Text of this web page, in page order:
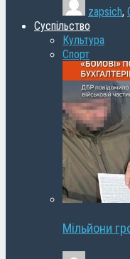
zapsich,
Суспільство
Культура
Спорт
Мільйони